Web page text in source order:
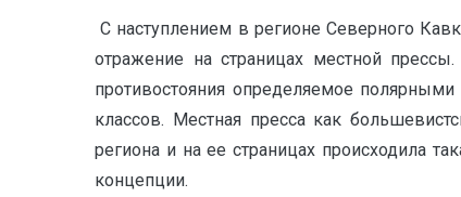
С наступлением в регионе Северного
отражение на страницах местной
противостояния определяемое
классов. Местная пресса как
региона и на ее страницах происходила
концепции.